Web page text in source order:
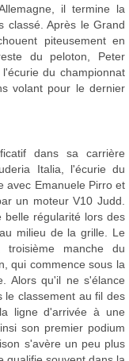
il termine la
classé. Après le Grand
piteusement en
du peloton, Peter
du championnat
volant pour le dernier
dans sa carrière
Italia, l'écurie du
avec Emanuele Pirro et
un moteur V10 Judd.
belle régularité lors des
milieu de la grille. Le
manche du
qui commence sous la
Alors qu'il ne s'élance
le classement au fil des
ligne d'arrivée à une
son premier podium
s'avère un peu plus